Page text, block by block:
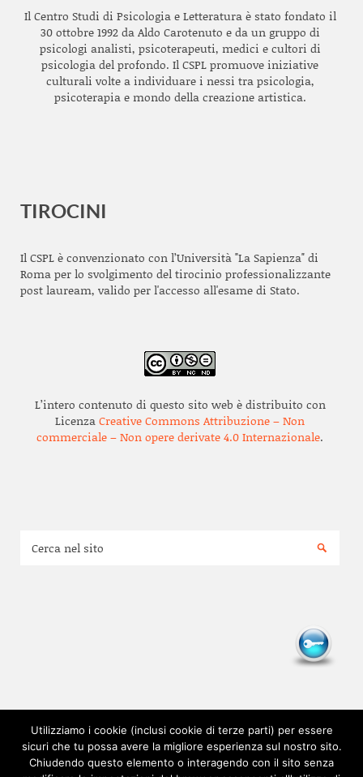
Utilizziamo i cookie (inclusi cookie di terze parti) per essere
sicuri che tu possa avere la migliore esperienza sul nostro sito.
Chiudendo questo elemento o interagendo con il sito senza
Il Centro Studi di Psicologia e Letteratura è stato fondato il
30 ottobre 1992 da Aldo Carotenuto e da un gruppo di
psicologi analisti, psicoterapeuti, medici e cultori di
psicologia del profondo. Il CSPL promuove iniziative
culturali volte a individuare i nessi tra psicologia,
psicoterapia e mondo della creazione artistica.
TIROCINI
Il CSPL è convenzionato con l’Università "La Sapienza" di
Roma per lo svolgimento del tirocinio professionalizzante
post lauream, valido per l'accesso all'esame di Stato.
L’intero contenuto di questo sito web è distribuito con
LicenzaCreative Commons Attribuzione – Non
commerciale – Non opere derivate 4.0 Internazionale.